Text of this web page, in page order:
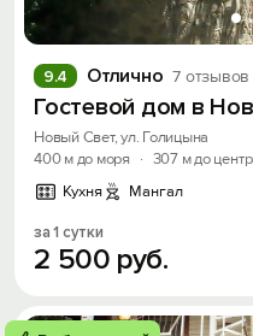
Отлично 7 отзывов
9.4
Гостевой дом в
Новый Свет, ул. Голицына
400 м до моря
· 307 м до
Кухня
Мангал
за 1 сутки
2 500 руб.